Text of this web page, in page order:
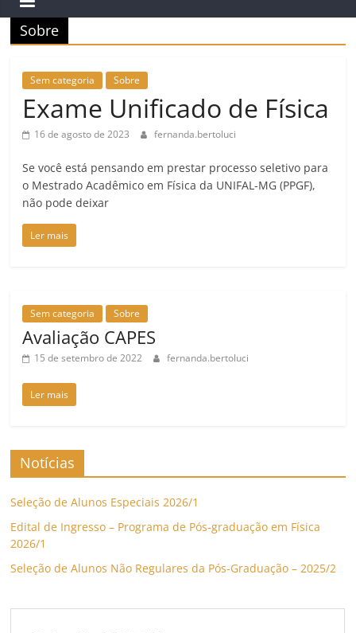
Sobre
Sem categoria Sobre
Exame Unificado de Física
16 de agosto de 2023 fernanda.bertoluci
Se você está pensando em prestar processo seletivo para
o Mestrado Acadêmico em Física da UNIFAL-MG (PPGF),
não pode deixar
Ler mais
Sem categoria Sobre
Avaliação CAPES
15 de setembro de 2022 fernanda.bertoluci
Ler mais
Notícias
Seleção de Alunos Especiais 2026/1
Edital de Ingresso – Programa de Pós-graduação em Física
2026/1
Seleção de Alunos Não Regulares da Pós-Graduação – 2025/2